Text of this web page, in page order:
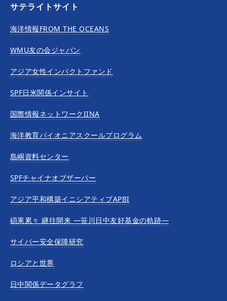
サテライトサイト
海洋情報FROM THE OCEANS
WMU友の会ジャパン
アジア女性インパクトファンド
SPF日米関係インサイト
国際情報ネットワークIINA
海洋教育パイオニアスクールプログラム
島嶼資料センター
SPFチャイナオブザーバー
アジア平和構築イニシアティブAPBI
碩果累々 継往開来 —笹川日中友好基金の軌跡—
サイバー安全保障研究
ロシアと世界
日中関係データグラフ